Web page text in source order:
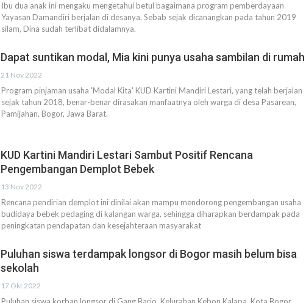
Ibu dua anak ini mengaku mengetahui betul bagaimana program pemberdayaan
Yayasan Damandiri berjalan di desanya. Sebab sejak dicanangkan pada tahun 2019
silam, Dina sudah terlibat didalamnya.
Dapat suntikan modal, Mia kini punya usaha sambilan di rumah
21 Nov 2022
Program pinjaman usaha 'Modal Kita' KUD Kartini Mandiri Lestari, yang telah berjalan
sejak tahun 2018, benar-benar dirasakan manfaatnya oleh warga di desa Pasarean,
Pamijahan, Bogor, Jawa Barat.
KUD Kartini Mandiri Lestari Sambut Positif Rencana
Pengembangan Demplot Bebek
13 Nov 2022
Rencana pendirian demplot ini dinilai akan mampu mendorong pengembangan usaha
budidaya bebek pedaging di kalangan warga, sehingga diharapkan berdampak pada
peningkatan pendapatan dan kesejahteraan masyarakat
Puluhan siswa terdampak longsor di Bogor masih belum bisa
sekolah
17 Okt 2022